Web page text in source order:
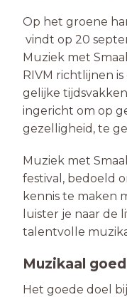
Op het groene
vindt op 20
Muziek met
RIVM richtlijnen
gelijke
ingericht om op
gezelligheid, te
Muziek met
festival, bedoeld
kennis te maken
luister je naar de
talentvolle
Muzikaal
Het goede doel